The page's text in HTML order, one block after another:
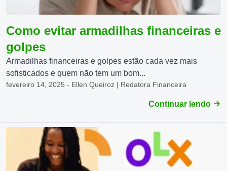
Como evitar armadilhas financeiras e
golpes
Armadilhas financeiras e golpes estão cada vez mais
sofisticados e quem não tem um bom...
fevereiro 14, 2025 - Ellen Queiroz | Redatora Financeira
Continuar lendo